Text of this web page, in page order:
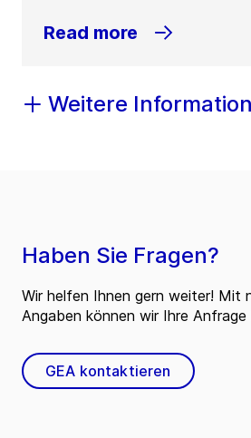
Read more
Weitere
Haben Sie Fragen?
Wir helfen Ihnen gern weiter! Mit
Angaben können wir Ihre
GEA kontaktieren